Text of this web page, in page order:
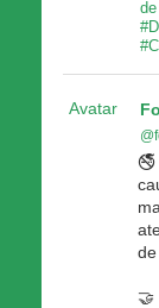
Avatar
🚭
de
🤝